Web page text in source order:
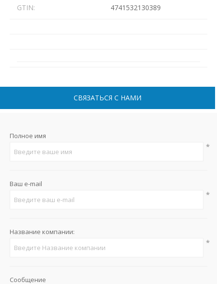
GTIN: 4741532130389
СВЯЗАТЬСЯ С НАМИ
Полное имя
*
Ваш e-mail
*
Название компании:
*
Сообщение